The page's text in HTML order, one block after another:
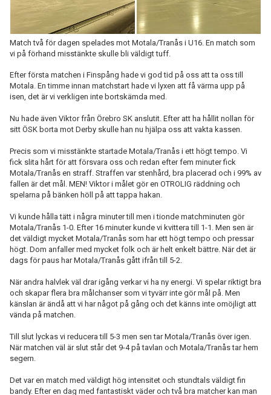
Match två för dagen spelades mot Motala/Tranås i U16. En match som
vi på förhand misstänkte skulle bli väldigt tuff.
Efter första matchen i Finspång hade vi god tid på oss att ta oss till
Motala. En timme innan matchstart hade vi lyxen att få värma upp på
isen, det är vi verkligen inte bortskämda med.
Nu hade även Viktor från Örebro SK anslutit. Efter att ha hållit nollan för
sitt ÖSK borta mot Derby skulle han nu hjälpa oss att vakta kassen.
Precis som vi misstänkte startade Motala/Tranås i ett högt tempo. Vi
fick slita hårt för att försvara oss och redan efter fem minuter fick
Motala/Tranås en straff. Straffen var stenhård, bra placerad och i 99% av
fallen är det mål. MEN! Viktor i målet gör en OTROLIG räddning och
spelarna på bänken höll på att tappa hakan.
Vi kunde hålla tätt i några minuter till men i tionde matchminuten gör
Motala/Tranås 1-0. Efter 16 minuter kunde vi kvittera till 1-1. Men sen är
det väldigt mycket Motala/Tranås som har ett högt tempo och pressar
högt. Dom anfaller med mycket folk och är helt enkelt bättre. När det är
dags för paus har Motala/Tranås gått ifrån till 5-2.
När andra halvlek väl drar igång verkar vi ha ny energi. Vi spelar riktigt bra
och skapar flera bra målchanser som vi tyvärr inte gör mål på. Men
känslan är ändå att vi har något på gång och det känns inte omöjligt att
vända på matchen.
Till slut lyckas vi reducera till 5-3 men sen tar Motala/Tranås över igen.
När matchen väl är slut står det 9-4 på tavlan och Motala/Tranås tar hem
segern.
Det var en match med väldigt hög intensitet och stundtals väldigt fin
bandy. Efter en dag med fantastiskt väder och två bra matcher kan man